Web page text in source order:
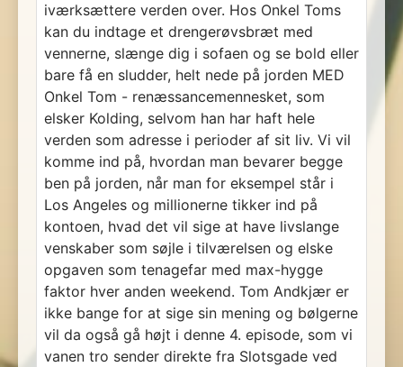
iværksættere verden over. Hos Onkel Toms
kan du indtage et drengerøvsbræt med
vennerne, slænge dig i sofaen og se bold eller
bare få en sludder, helt nede på jorden MED
Onkel Tom - renæssancemennesket, som
elsker Kolding, selvom han har haft hele
verden som adresse i perioder af sit liv. Vi vil
komme ind på, hvordan man bevarer begge
ben på jorden, når man for eksempel står i
Los Angeles og millionerne tikker ind på
kontoen, hvad det vil sige at have livslange
venskaber som søjle i tilværelsen og elske
opgaven som tenagefar med max-hygge
faktor hver anden weekend. Tom Andkjær er
ikke bange for at sige sin mening og bølgerne
vil da også gå højt i denne 4. episode, som vi
vanen tro sender direkte fra Slotsgade ved